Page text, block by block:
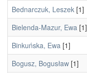
Bednarczuk, Leszek [1]
Bielenda-Mazur, Ewa [1]
Binkuńska, Ewa [1]
Bogusz, Bogusław [1]